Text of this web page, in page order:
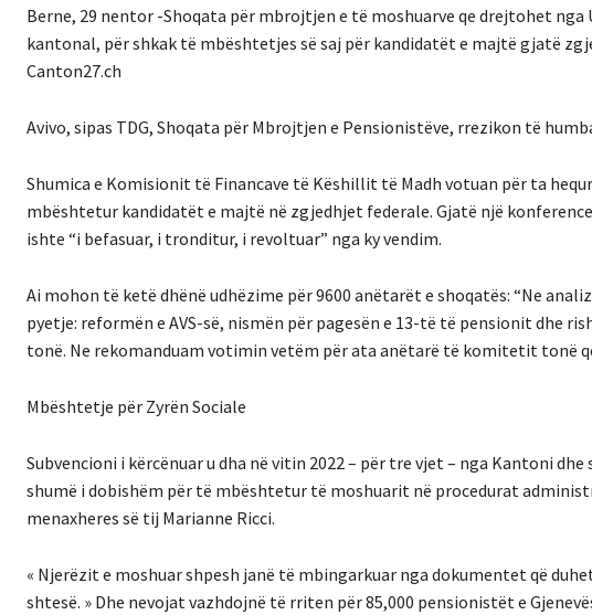
Berne, 29 nentor -Shoqata për mbrojtjen e të moshuarve qe drejtohet
kantonal, për shkak të mbështetjes së saj për kandidatët e majtë gjatë
Canton27.ch
Avivo, sipas TDG, Shoqata për Mbrojtjen e Pensionistëve, rrezikon të
Shumica e Komisionit të Financave të Këshillit të Madh votuan për ta
mbështetur kandidatët e majtë në zgjedhjet federale. Gjatë një
ishte “i befasuar, i tronditur, i revoltuar” nga ky vendim.
Ai mohon të ketë dhënë udhëzime për 9600 anëtarët e shoqatës: “Ne
pyetje: reformën e AVS-së, nismën për pagesën e 13-të të pensionit dhe
tonë. Ne rekomanduam votimin vetëm për ata anëtarë të komitetit tonë
Mbështetje për Zyrën Sociale
Subvencioni i kërcënuar u dha në vitin 2022 – për tre vjet – nga Kantoni
shumë i dobishëm për të mbështetur të moshuarit në procedurat
menaxheres së tij Marianne Ricci.
« Njerëzit e moshuar shpesh janë të mbingarkuar nga dokumentet që
shtesë. » Dhe nevojat vazhdojnë të rriten për 85,000 pensionistët e